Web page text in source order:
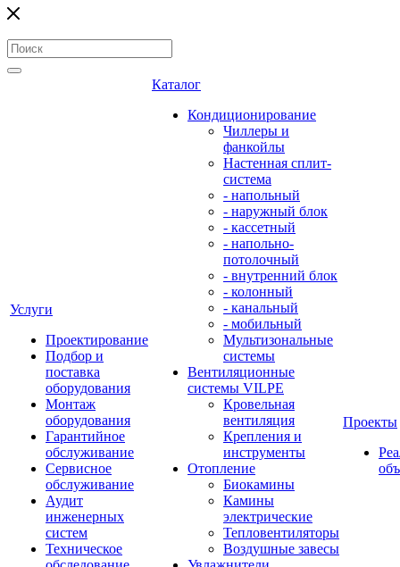
Услуги
Проектирование
Подбор и
поставка
оборудования
Монтаж
оборудования
Гарантийное
обслуживание
Сервисное
обслуживание
Аудит
инженерных
систем
Техническое
Каталог
Кондиционирование
Чиллеры и
фанкойлы
Настенная сплит-
система
- напольный
- наружный блок
- кассетный
- напольно-
потолочный
- внутренний блок
- колонный
- канальный
- мобильный
Мультизональные
системы
Вентиляционные
системы VILPE
Кровельная
вентиляция
Крепления и
инструменты
Отопление
Биокамины
Камины
электрические
Тепловентиляторы
Воздушные завесы
Проекты